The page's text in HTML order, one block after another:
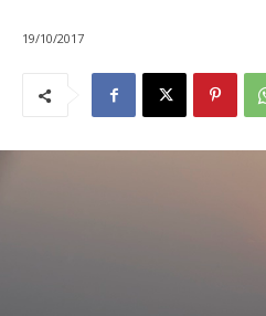
19/10/2017